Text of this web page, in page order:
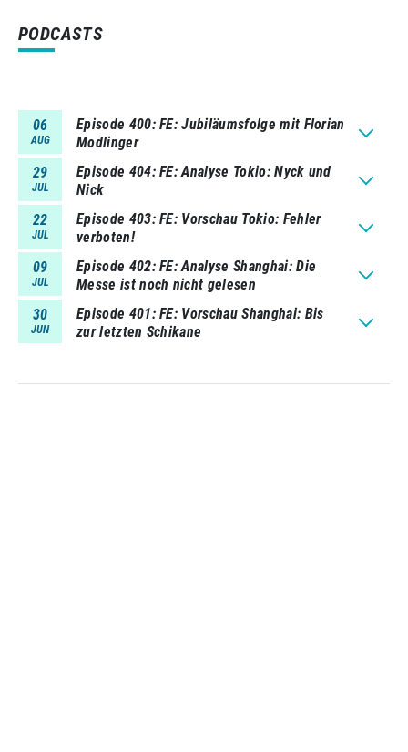
PODCASTS
06
AUG
Episode 400 FE: Jubiläumsfolge mit Florian
Modlinger
29
JUL
Episode 404 FE: Analyse Tokio: Nyck und
Nick
22
JUL
Episode 403 FE: Vorschau Tokio: Fehler
verboten!
09
JUL
Episode 402 FE: Analyse Shanghai: Die
Messe ist noch nicht gelesen
30
JUN
Episode 401 FE: Vorschau Shanghai: Bis
zur letzten Schikane